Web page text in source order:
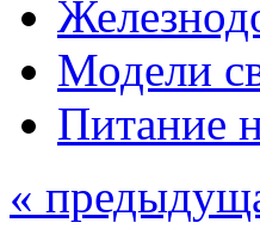
Модели
Питание
«